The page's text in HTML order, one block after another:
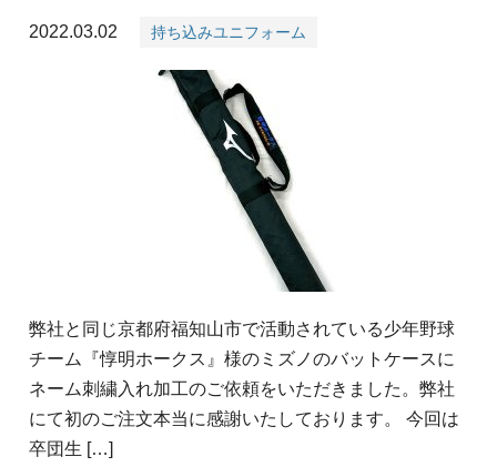
2022.03.02 持ち込みユニフォーム
弊社と同じ京都府福知山市で活動されている少年野球
チーム『惇明ホークス』様のミズノのバットケースに
ネーム刺繍入れ加工のご依頼をいただきました。弊社
にて初のご注文本当に感謝いたしております。 今回は
卒団生 […]